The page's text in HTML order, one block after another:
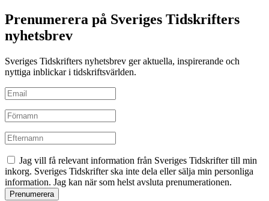
Prenumerera på Sveriges Tidskrifters
nyhetsbrev
Sveriges Tidskrifters nyhetsbrev ger aktuella, inspirerande och
nyttiga inblickar i tidskriftsvärlden.
Jag vill få relevant information från Sveriges Tidskrifter till min
inkorg. Sveriges Tidskrifter ska inte dela eller sälja min personliga
information. Jag kan när som helst avsluta prenumerationen.